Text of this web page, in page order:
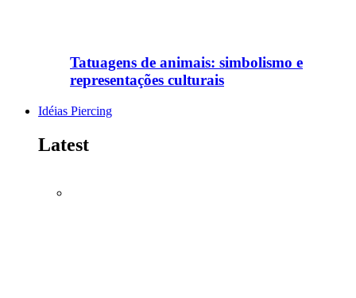
Tatuagens de animais: simbolismo e
representações culturais
Idéias Piercing
Latest